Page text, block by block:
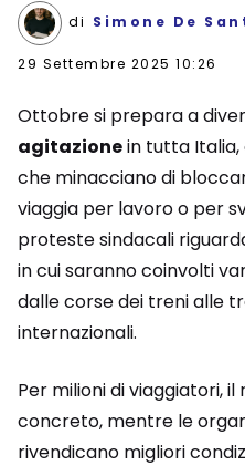
di Simone De
29 Settembre 2025 10:26
Ottobre si prepara a
agitazionein tutta Italia,
che minacciano di
viaggia per lavoro o per
proteste sindacali
in cui saranno coinvolti
dalle corse dei treni alle
internazionali.
Per milioni di viaggiatori, il
concreto, mentre le
rivendicano migliori